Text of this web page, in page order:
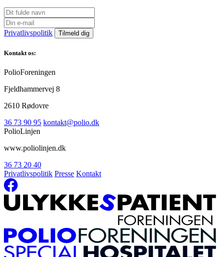
Privatlivspolitik
Kontakt os:
PolioForeningen
Fjeldhammervej 8
2610 Rødovre
36 73 90 95 kontakt@polio.dk
PolioLinjen
www.poliolinjen.dk
36 73 20 40
Privatlivspolitik Presse Kontakt